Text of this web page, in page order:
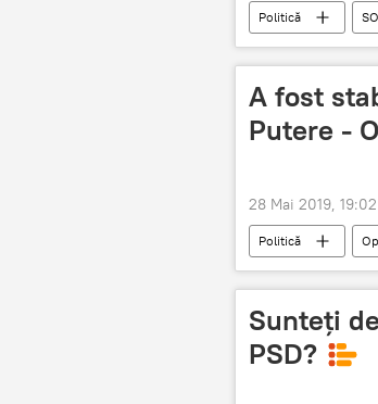
Politică
Condamnarea lui
A fost
Putere -
28 Mai 2019, 19:02
Politică
Sunteți
PSD?